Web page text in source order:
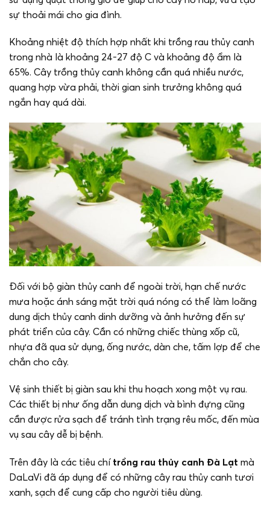
sự thoải mái cho gia đình.
Khoảng nhiệt độ thích hợp nhất khi trồng rau thủy canh
trong nhà là khoảng 24-27 độ C và khoảng độ ẩm là
65%. Cây trồng thủy canh không cần quá nhiều nước,
quang hợp vừa phải, thời gian sinh trưởng không quá
ngắn hay quá dài.
Đối với bộ giàn thủy canh để ngoài trời, hạn chế nước
mưa hoặc ánh sáng mặt trời quá nóng có thể làm loãng
dung dịch thủy canh dinh dưỡng và ảnh hưởng đến sự
phát triển của cây. Cần có những chiếc thùng xốp cũ,
nhựa đã qua sử dụng, ống nước, dàn che, tấm lợp để che
chắn cho cây.
Vệ sinh thiết bị giàn sau khi thu hoạch xong một vụ rau.
Các thiết bị như ống dẫn dung dịch và bình đựng cũng
cần được rửa sạch để tránh tình trạng rêu mốc, đến mùa
vụ sau cây dễ bị bệnh.
Trên đây là các tiêu chí trồng rau thủy canh Đà Lạt mà
DaLaVi đã áp dụng để có những cây rau thủy canh tươi
xanh, sạch để cung cấp cho người tiêu dùng.